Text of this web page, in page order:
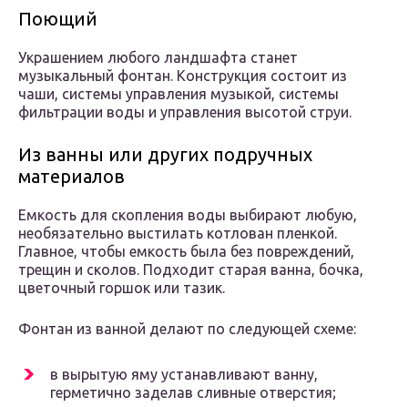
Поющий
Украшением любого ландшафта станет
музыкальный фонтан. Конструкция состоит из
чаши, системы управления музыкой, системы
фильтрации воды и управления высотой струи.
Из ванны или других подручных
материалов
Емкость для скопления воды выбирают любую,
необязательно выстилать котлован пленкой.
Главное, чтобы емкость была без повреждений,
трещин и сколов. Подходит старая ванна, бочка,
цветочный горшок или тазик.
Фонтан из ванной делают по следующей схеме:
в вырытую яму устанавливают ванну,
герметично заделав сливные отверстия;